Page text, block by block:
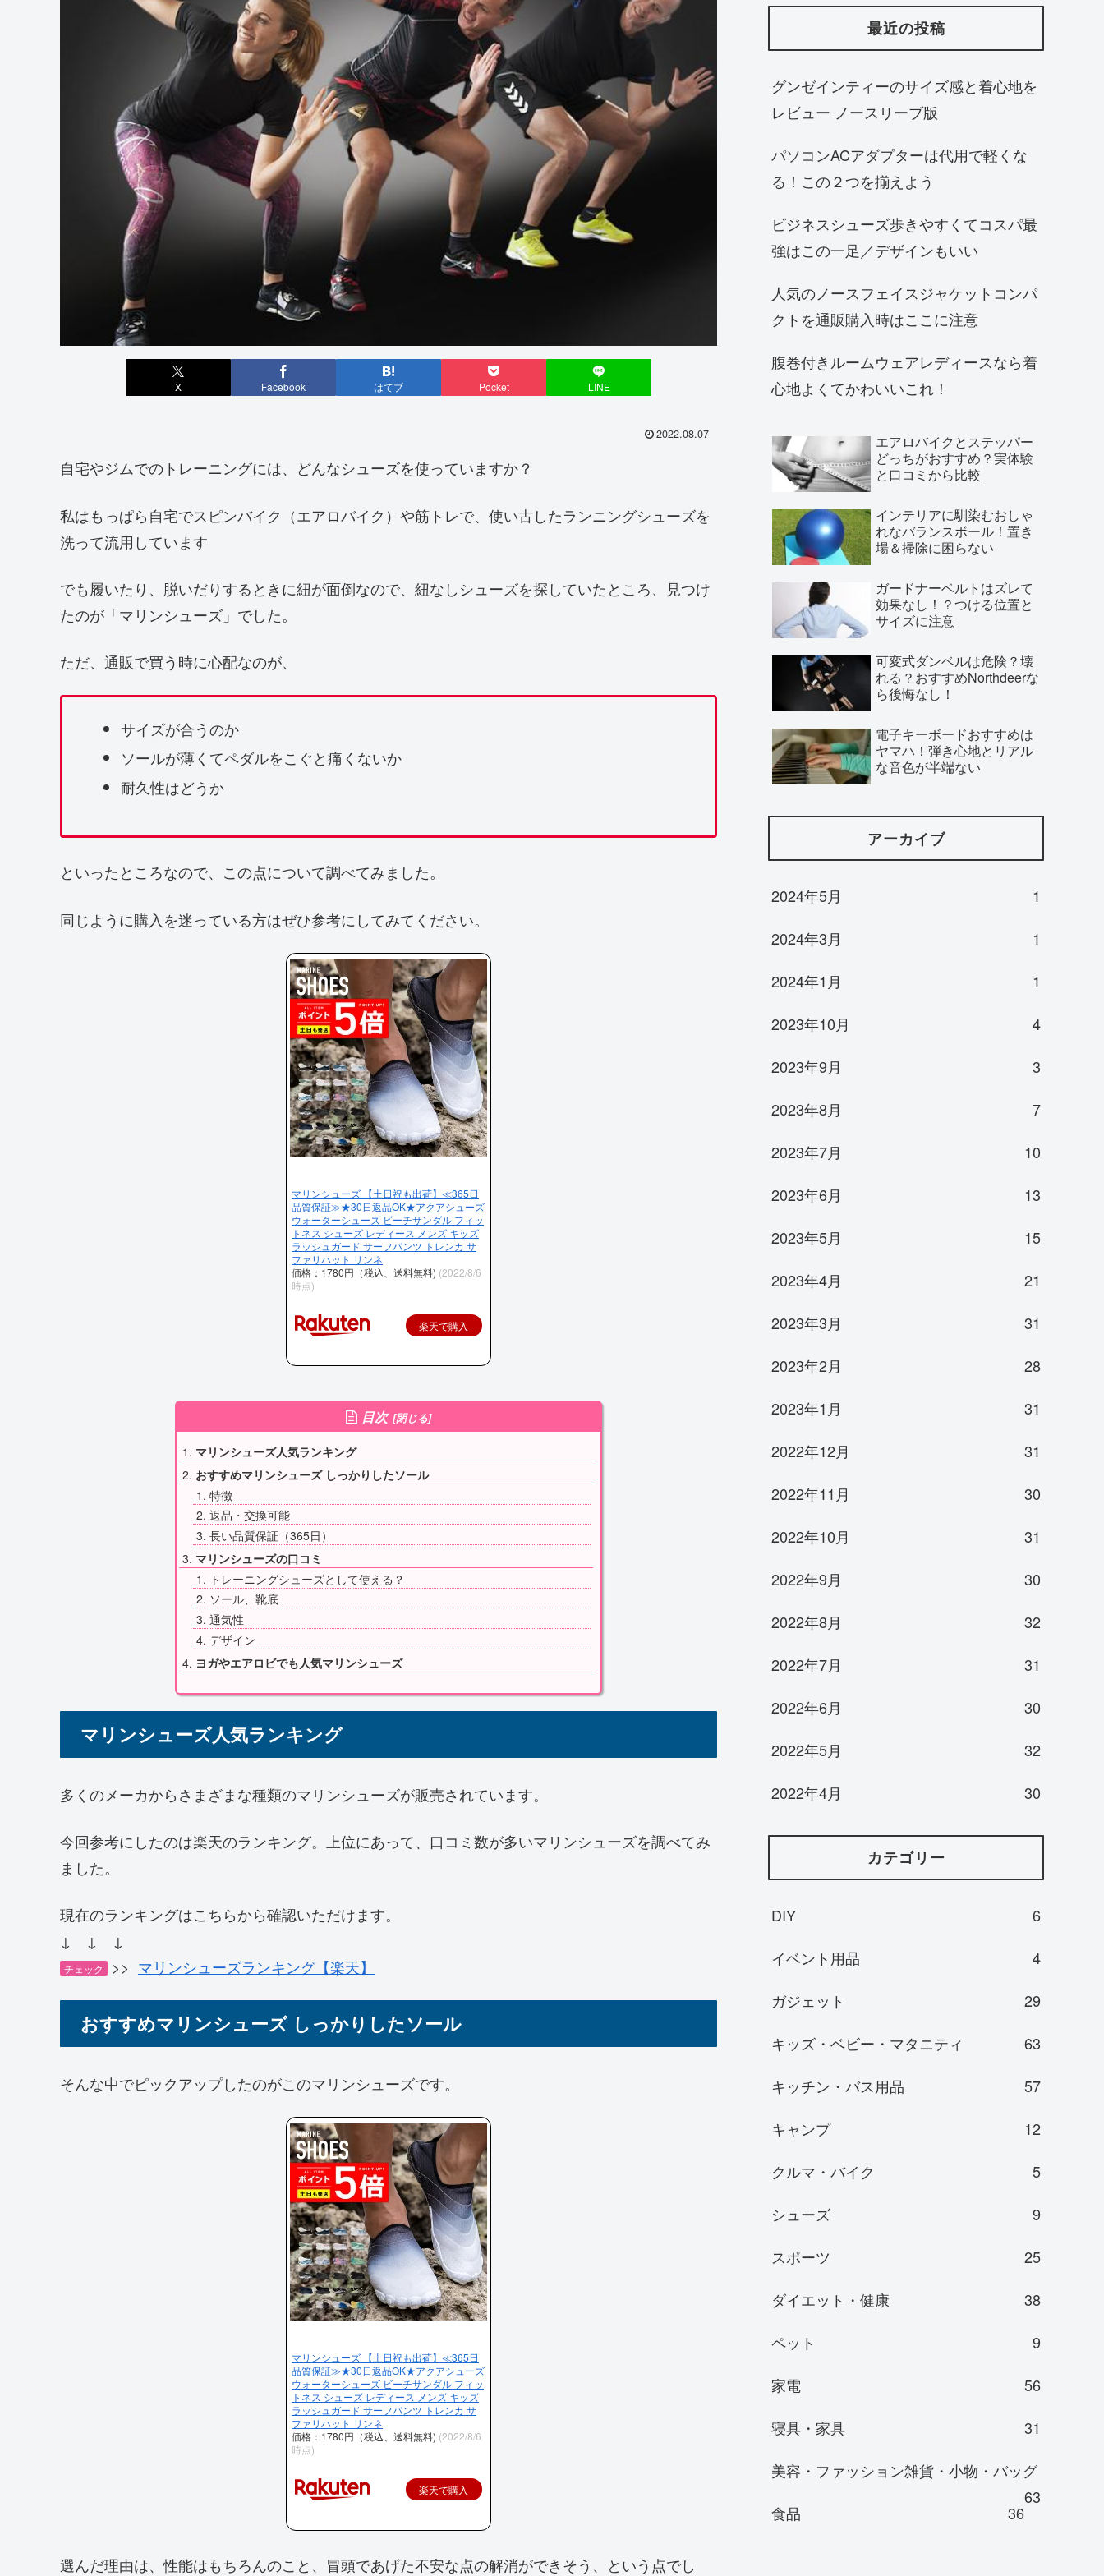
X Facebook はてブ Pocket LINE
2022.08.07
自宅やジムでのトレーニングには、どんなシューズを使っていますか？
私はもっぱら自宅でスピンバイク（エアロバイク）や筋トレで、使い古したランニングシューズを
洗って流用しています
でも履いたり、脱いだりするときに紐が面倒なので、紐なしシューズを探していたところ、見つけ
たのが「マリンシューズ」でした。
ただ、通販で買う時に心配なのが、
サイズが合うのか
ソールが薄くてペダルをこぐと痛くないか
耐久性はどうか
といったところなので、この点について調べてみました。
同じように購入を迷っている方はぜひ参考にしてみてください。
マリンシューズ 【土日祝も出荷】≪365日
品質保証≫★30日返品OK★アクアシューズ
ウォーターシューズ ビーチサンダル フィッ
トネス シューズ レディース メンズ キッズ
ラッシュガード サーフパンツ トレンカ サ
ファリハット リンネ
価格：1780円（税込、送料無料) (2022/8/6
時点)
楽天で購入
目次
マリンシューズ人気ランキング
おすすめマリンシューズ しっかりしたソール
特徴
返品・交換可能
長い品質保証（365日）
マリンシューズの口コミ
トレーニングシューズとして使える？
ソール、靴底
通気性
デザイン
ヨガやエアロビでも人気マリンシューズ
マリンシューズ人気ランキング
多くのメーカからさまざまな種類のマリンシューズが販売されています。
今回参考にしたのは楽天のランキング。上位にあって、口コミ数が多いマリンシューズを調べてみ
ました。
現在のランキングはこちらから確認いただけます。
↓ ↓ ↓
チェック >> マリンシューズランキング【楽天】
おすすめマリンシューズ しっかりしたソール
そんな中でピックアップしたのがこのマリンシューズです。
マリンシューズ 【土日祝も出荷】≪365日
品質保証≫★30日返品OK★アクアシューズ
ウォーターシューズ ビーチサンダル フィッ
トネス シューズ レディース メンズ キッズ
ラッシュガード サーフパンツ トレンカ サ
ファリハット リンネ
価格：1780円（税込、送料無料) (2022/8/6
時点)
楽天で購入
選んだ理由は、性能はもちろんのこと、冒頭であげた不安な点の解消ができそう、という点でし
最近の投稿
グンゼインティーのサイズ感と着心地を
レビュー ノースリーブ版
パソコンACアダプターは代用で軽くな
る！この２つを揃えよう
ビジネスシューズ歩きやすくてコスパ最
強はこの一足／デザインもいい
人気のノースフェイスジャケットコンパ
クトを通販購入時はここに注意
腹巻付きルームウェアレディースなら着
心地よくてかわいいこれ！
エアロバイクとステッパー
どっちがおすすめ？実体験
と口コミから比較
インテリアに馴染むおしゃ
れなバランスボール！置き
場＆掃除に困らない
ガードナーベルトはズレて
効果なし！？つける位置と
サイズに注意
可変式ダンベルは危険？壊
れる？おすすめNorthdeerな
ら後悔なし！
電子キーボードおすすめは
ヤマハ！弾き心地とリアル
な音色が半端ない
アーカイブ
2024年5月
1
2024年3月
1
2024年1月
1
2023年10月
4
2023年9月
3
2023年8月
7
2023年7月
10
2023年6月
13
2023年5月
15
2023年4月
21
2023年3月
31
2023年2月
28
2023年1月
31
2022年12月
31
2022年11月
30
2022年10月
31
2022年9月
30
2022年8月
32
2022年7月
31
2022年6月
30
2022年5月
32
2022年4月
30
カテゴリー
DIY
6
イベント用品
4
ガジェット
29
キッズ・ベビー・マタニティ
63
キッチン・バス用品
57
キャンプ
12
クルマ・バイク
5
シューズ
9
スポーツ
25
ダイエット・健康
38
ペット
9
家電
56
寝具・家具
31
美容・ファッション雑貨・小物・バッグ
63
食品 36